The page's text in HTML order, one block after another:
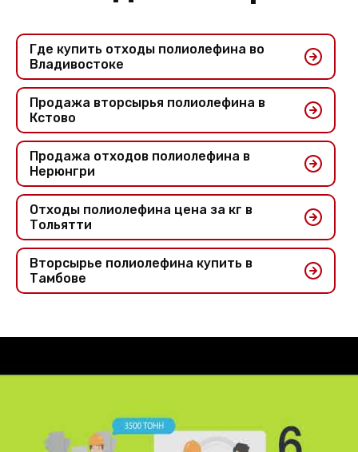
Где купить отходы полиолефина во
Владивостоке
Продажа вторсырья полиолефина в
Кстово
Продажа отходов полиолефина в
Нерюнгри
Отходы полиолефина цена за кг в
Тольятти
Вторсырье полиолефина купить в
Тамбове